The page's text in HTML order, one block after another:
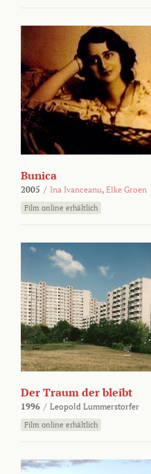
Bunica
2005 / Ina Ivanceanu, Elke Groen
Film online erhältlich
Der Traum der bleibt
1996 / Leopold Lummerstorfer
Film online erhältlich